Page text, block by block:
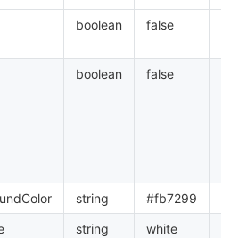
boolean false
boolean false
string #fb7299
string white